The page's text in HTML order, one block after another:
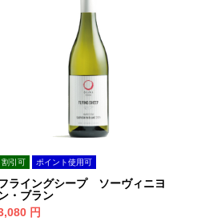
割引可 ポイント使用可
ライングシープ ソーヴィニヨ
・ブラン
円